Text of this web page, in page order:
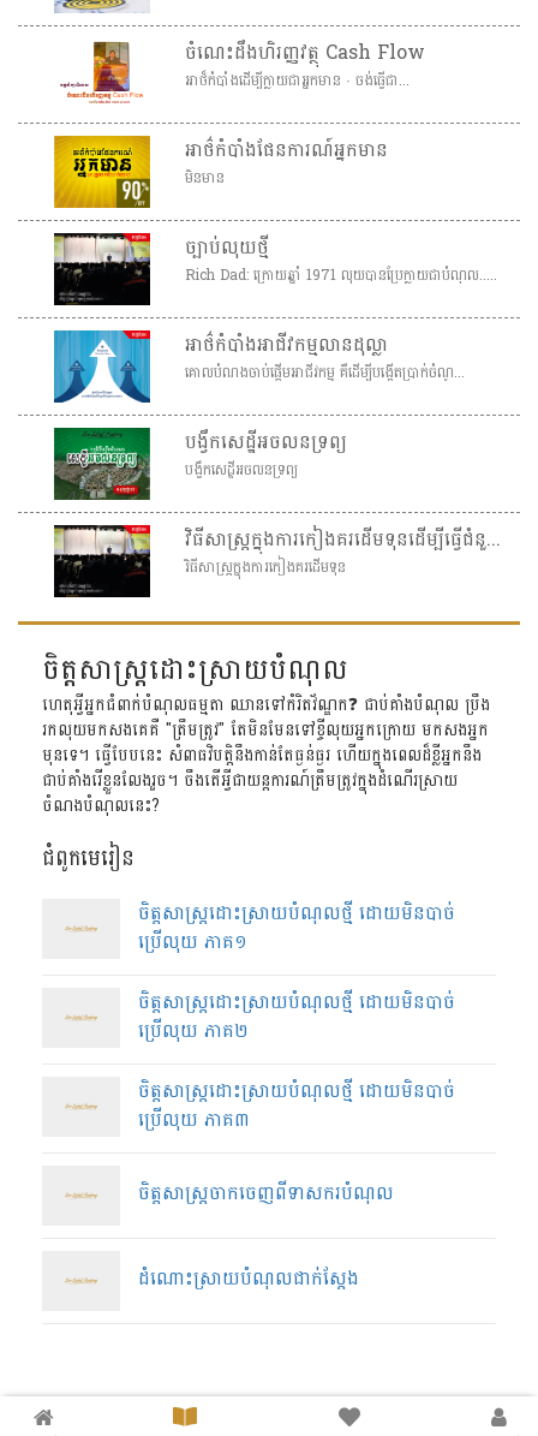
ចំណេះដឹងហិរញ្ញវត្ថុ Cash Flow
អាថ៏កំបាំងដើម្បីក្លាយជាអ្នកមាន · ចង់ធ្វើជា...
អាថ៌កំបាំងផែនការណ៍អ្នកមាន
មិនមាន
ច្បាប់លុយថ្មី
Rich Dad: ក្រោយឆ្នាំ 1971 លុយបានប្រែក្លាយជាបំណុល.....
អាថ៌កំបាំងអាជីវកម្មលានដុល្លា
គោលបំណងចាប់ផ្តើមអាជីវកម្ម គឺដើម្បីបង្កើតប្រាក់ចំណូ...
បង្វឹកសេដ្ឋីអចលនទ្រព្យ
បង្វឹកសេដ្ឋីអចលនទ្រព្យ
វិធីសាស្រ្តក្នុងការកៀងគរដើមទុនដើម្បីធ្វើជំនួញ និងអភិវឌ្ឍន៍គម្រោង
វិធីសាស្រ្តក្នុងការកៀងគរដើមទុន
ចិត្តសាស្រ្តដោះស្រាយបំណុល
ហេតុអ្វីអ្នកជំពាក់បំណុលធម្មតា ឈានទៅកំរិតវ័ណ្ឌក❓ ជាប់គាំងបំណុល ប្រឹង
រកលុយមកសងគេគឺ "ត្រឹមត្រូវ" តែមិនមែនទៅខ្ចីលុយអ្នកក្រោយ មកសងអ្នក
មុនទេ។ ធ្វើបែបនេះ សំពាធវិបត្តិនឹងកាន់តែធ្ងន់ធ្ងរ ហើយក្នុងពេលដ៏ខ្លីអ្នកនឹង
ជាប់គាំងរើខ្លួនលែងរួច។ ចឹងតើអ្វីជាយន្តការណ៍ត្រឹមត្រូវក្នុងដំណើរស្រាយ
ចំណងបំណុលនេះ?
ជំពូកមេរៀន
ចិត្តសាស្រ្តដោះស្រាយបំណុលថ្មី ដោយមិនបាច់
ប្រើលុយ ភាគ១
ចិត្តសាស្រ្តដោះស្រាយបំណុលថ្មី ដោយមិនបាច់
ប្រើលុយ ភាគ២
ចិត្តសាស្រ្តដោះស្រាយបំណុលថ្មី ដោយមិនបាច់
ប្រើលុយ ភាគ៣
ចិត្តសាស្ត្រចាកចេញពីទាសករបំណុល
ដំណោះស្រាយបំណុលជាក់ស្តែង